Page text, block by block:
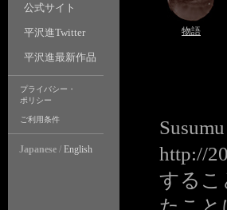
物語
http://
するこ
公式サイト
平沢進Twitter
平沢進最新作品
プライバシー・
ポリシー
ご利用条件
Japanese / English